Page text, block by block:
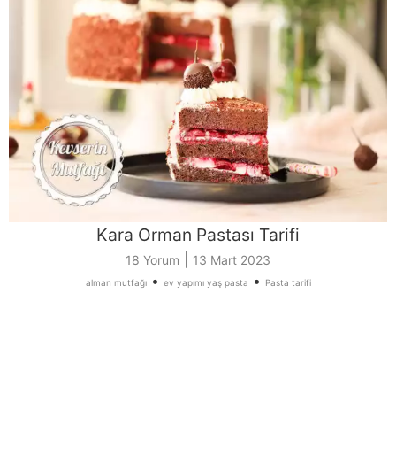
Kara Orman Pastası Tarifi
18 Yorum 13 Mart 2023
alman mutfağı• ev yapımı yaş pasta • Pasta tarifi